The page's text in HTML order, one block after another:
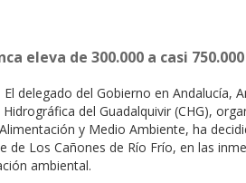
eleva de 300.000 a casi
El delegado del Gobierno en Andalucía,
del Guadalquivir (CHG),
y Medio Ambiente, ha
de Los Cañones de Río Frío, en las
ambiental.